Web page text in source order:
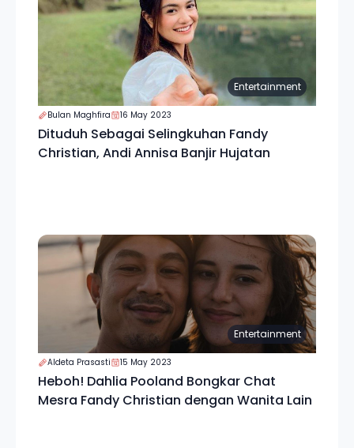
Entertainment
Bulan Maghfira 16 May 2023
Dituduh Sebagai Selingkuhan Fandy
Christian, Andi Annisa Banjir Hujatan
Entertainment
Aldeta Prasasti 15 May 2023
Heboh! Dahlia Pooland Bongkar Chat
Mesra Fandy Christian dengan Wanita Lain